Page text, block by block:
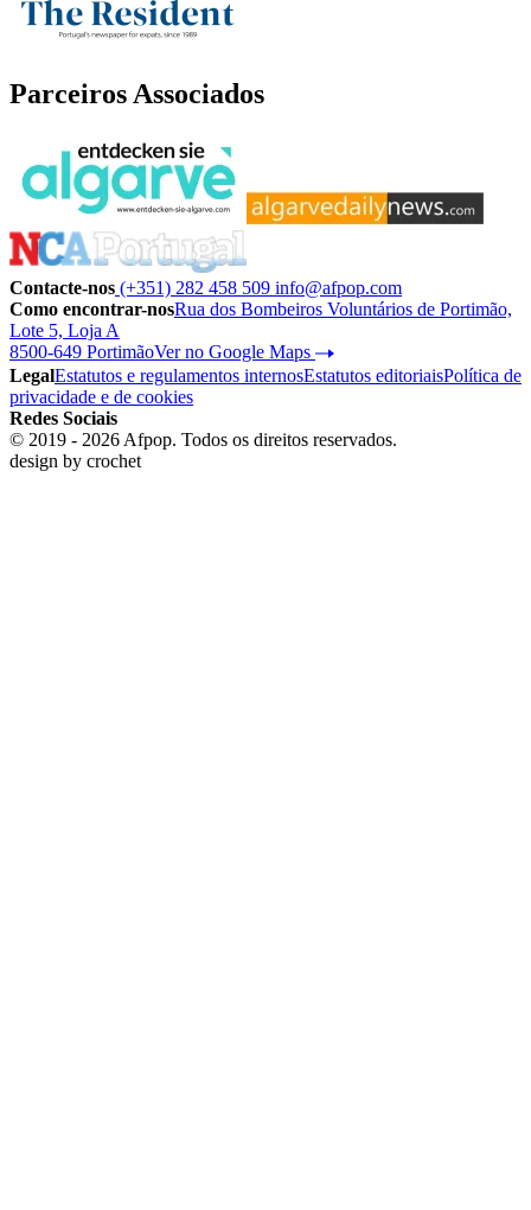
Parceiros Associados
Contacte-nos (+351) 282 458 509 info@afpop.com
Como encontrar-nosRua dos Bombeiros Voluntários de Portimão,
Lote 5, Loja A
8500-649 PortimãoVer no Google Maps
LegalEstatutos e regulamentos internosEstatutos editoriaisPolítica de
privacidade e de cookies
Redes Sociais
© 2019 - 2026 Afpop. Todos os direitos reservados.
design by crochet